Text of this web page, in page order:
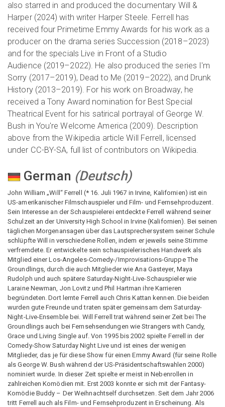
also starred in and produced the documentary Will &
Harper (2024) with writer Harper Steele. Ferrell has
received four Primetime Emmy Awards for his work as a
producer on the drama series Succession (2018–2023)
and for the specials Live in Front of a Studio
Audience (2019–2022). He also produced the series I'm
Sorry (2017–2019), Dead to Me (2019–2022), and Drunk
History (2013–2019). For his work on Broadway, he
received a Tony Award nomination for Best Special
Theatrical Event for his satirical portrayal of George W.
Bush in You're Welcome America (2009). Description
above from the Wikipedia article Will Ferrell, licensed
under CC-BY-SA, full list of contributors on Wikipedia.
German (Deutsch)
John William „Will“ Ferrell (* 16. Juli 1967 in Irvine, Kalifornien) ist ein
US-amerikanischer Filmschauspieler und Film- und Fernsehproduzent.
Sein Interesse an der Schauspielerei entdeckte Ferrell während seiner
Schulzeit an der University High School in Irvine (Kalifornien). Bei seinen
täglichen Morgenansagen über das Lautsprechersystem seiner Schule
schlüpfte Will in verschiedene Rollen, indem er jeweils seine Stimme
verfremdete. Er entwickelte sein schauspielerisches Handwerk als
Mitglied einer Los-Angeles-Comedy-/Improvisations-Gruppe The
Groundlings, durch die auch Mitglieder wie Ana Gasteyer, Maya
Rudolph und auch spätere Saturday-Night-Live-Schauspieler wie
Laraine Newman, Jon Lovitz und Phil Hartman ihre Karrieren
begründeten. Dort lernte Ferrell auch Chris Kattan kennen. Die beiden
wurden gute Freunde und traten später gemeinsam dem Saturday-
Night-Live-Ensemble bei. Will Ferrell trat während seiner Zeit bei The
Groundlings auch bei Fernsehsendungen wie Strangers with Candy,
Grace und Living Single auf. Von 1995 bis 2002 spielte Ferrell in der
Comedy-Show Saturday Night Live und ist eines der wenigen
Mitglieder, das je für diese Show für einen Emmy Award (für seine Rolle
als George W. Bush während der US-Präsidentschaftswahlen 2000)
nominiert wurde. In dieser Zeit spielte er meist in Nebenrollen in
zahlreichen Komödien mit. Erst 2003 konnte er sich mit der Fantasy-
Komödie Buddy – Der Weihnachtself durchsetzen. Seit dem Jahr 2006
tritt Ferrell auch als Film- und Fernsehproduzent in Erscheinung. Als